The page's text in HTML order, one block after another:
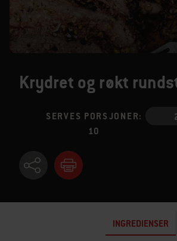
Krydret og røkt
SERVES PORSJONER:
10
INGREDIENSER